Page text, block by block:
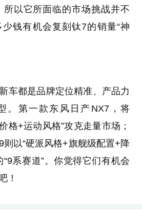
所以它所面临的市场挑战并不
钱有机会复刻钛7的销量“神
车都是品牌定位精准、产品力
。第一款东风日产NX7，将
格+运动风格”攻克走量市场；
以“硬派风格+旗舰级配置+降
系赛道”。你觉得它们有机会
！